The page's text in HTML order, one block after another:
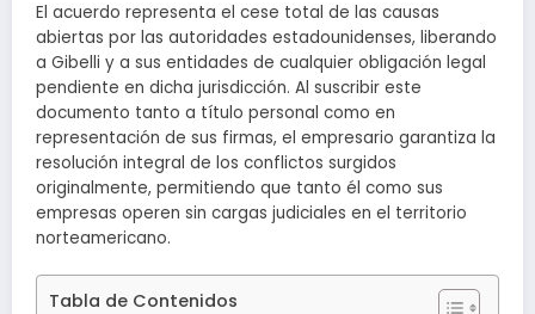
El acuerdo representa el cese total de las causas
abiertas por las autoridades estadounidenses, liberando
a Gibelli y a sus entidades de cualquier obligación legal
pendiente en dicha jurisdicción. Al suscribir este
documento tanto a título personal como en
representación de sus firmas, el empresario garantiza la
resolución integral de los conflictos surgidos
originalmente, permitiendo que tanto él como sus
empresas operen sin cargas judiciales en el territorio
norteamericano.
Tabla de Contenidos